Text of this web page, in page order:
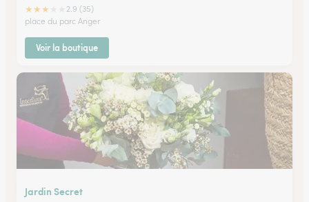
★★★
2.9 (35)
place du parc Anger
Voir la boutique
Jardin Secret